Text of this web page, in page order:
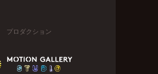
プロダクション